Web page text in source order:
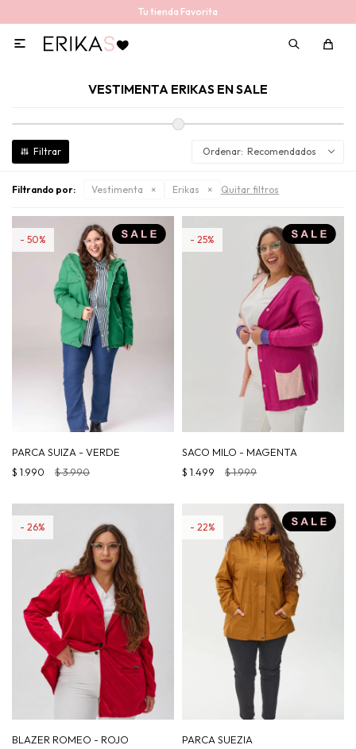
Tu tienda Favorita

VESTIMENTA ERIKAS EN SALE
Recomendados
Filtrando por: Vestimenta Erikas Quitar filtros
PARCA SUIZA - VERDE
$ 1.990 $3.990
50
SACO MILO - MAGENTA
$ 1.499 $1.999
25
BLAZER ROMEO - ROJO
26
PARCA SUEZIA
22